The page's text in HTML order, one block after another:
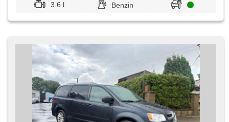
3.6 l
Benzin